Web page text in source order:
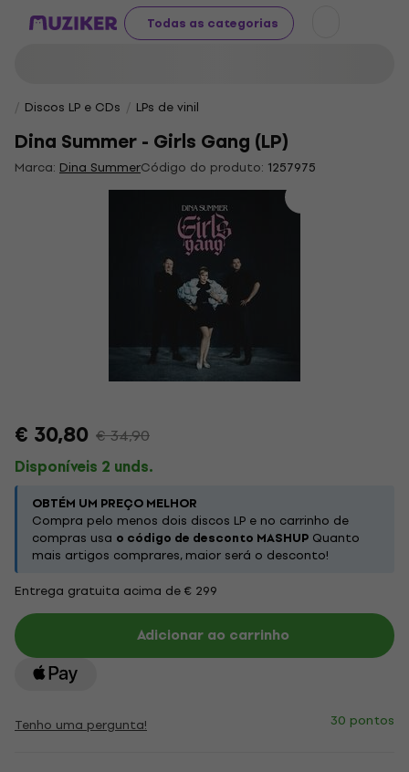
Todas as categorias
Discos LP e CDs LPs de vinil
Dina Summer - Girls Gang (LP)
Marca: Dina SummerCódigo do produto: 1257975
€ 30,80 € 34,90
Disponíveis 2 unds.
OBTÉM UM PREÇO MELHOR
Compra pelo menos dois discos LP e no carrinho de
compras usa o código de desconto MASHUP Quanto
mais artigos comprares, maior será o desconto!
Entrega gratuita acima de € 299
Adicionar ao carrinho
Tenho uma pergunta! 30 pontos